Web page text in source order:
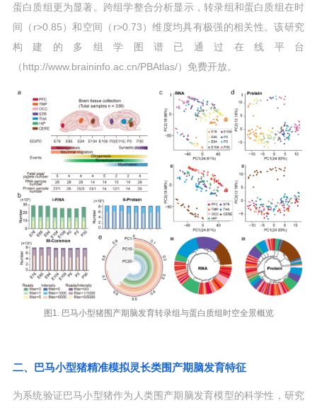
蛋白质组更为显著。跨组学整合分析显示，转录组和蛋白质组在时
间（r>0.85）和空间（r>0.73）维度均具有极强的相关性。该研究
构建的多组学图谱已通过在线平台
（http://www.braininfo.ac.cn/PBAtlas/）免费开放。
图1. 巴马小型猪围产期脑发育转录组与蛋白质组时空全景概览
二、巴马小型猪精准模拟灵长类围产期脑发育特征
为系统验证巴马小型猪作为人类围产期脑发育模型的科学性，研究